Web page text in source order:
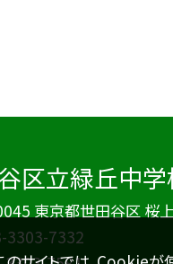
区立緑丘中学
東京都世田谷区 桜
3303-7332